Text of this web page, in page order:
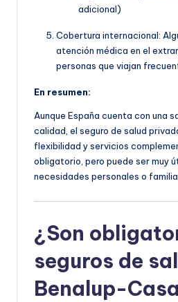
adicional)
Cobertura internacional:
atención médica en el
personas que viajan
En resumen:
Aunque España cuenta con una
calidad, el seguro de salud
flexibilidad y servicios
obligatorio, pero puede ser muy
necesidades personales o
¿Son
seguros de
Benalup-